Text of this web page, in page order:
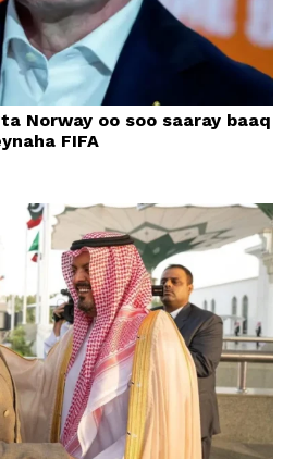
Norway oo soo saaray baaq
FIFA